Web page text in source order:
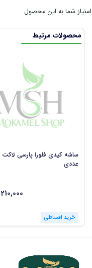
امتیاز شما به این محصول
محصولات مرتبط
عددی
210,000
خرید اقساطی